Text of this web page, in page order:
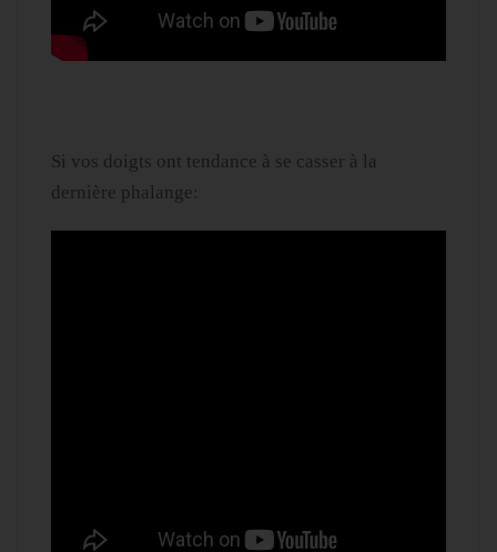
Si vos doigts ont tendance à se casser à la
dernière phalange: